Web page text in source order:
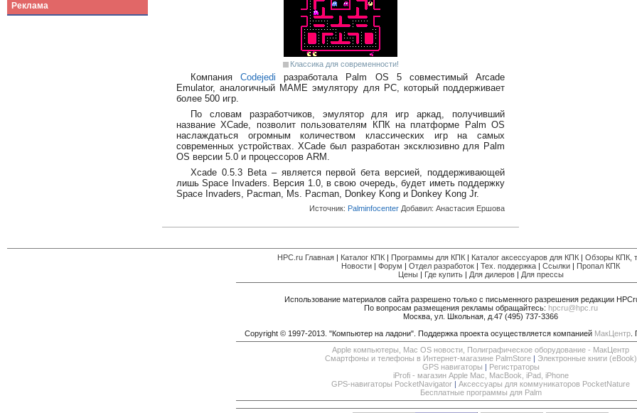
Реклама
Классика для современности!
КомпанияCodejedi разработала Palm OS 5 совместимый Arcade
Emulator, аналогичный МАМЕ эмулятору для РС, который поддерживает
более 500 игр.
По словам разработчиков, эмулятор для игр аркад, получивший
название XCade, позволит пользователям КПК на платформе Palm OS
наслаждаться огромным количеством классических игр на самых
современных устройствах. XCade был разработан эксклюзивно для Palm
OS версии 5.0 и процессоров ARM.
Xcade 0.5.3 Beta – является первой бета версией, поддерживающей
лишь Space Invaders. Версия 1.0, в свою очередь, будет иметь поддержку
Space Invaders, Pacman, Ms. Pacman, Donkey Kong и Donkey Kong Jr.
Источник: Palminfocenter Добавил: Анастасия Ершова
HPC.ru Главная Каталог КПК Программы для КПК Каталог аксессуаров для КПК
Обзоры КПК,
Новости
Форум Отдел разработок Тех. поддержка Ссылки
Пропал КПК
Цены| Где купить| Для дилеров| Для прессы
Использование материалов сайта разрешено только с письменного разрешения редакции
По вопросам размещения рекламы обращайтесь: hpcru@hpc.ru
Москва, ул. Школьная, д.47 (495) 737-3366
Copyright © 1997-2013. "Компьютер на ладони". Поддержка проекта осуществляется компанией МакЦентр.
Apple компьютеры, Mac OS новости, Полиграфическое оборудование - МакЦентр
Смартфоны и телефоны в Интернет-магазине PalmStore|
Электронные книги (eBook)
GPS навигаторы
Регистраторы
iProfi - магазин Apple Mac, MacBook, iPad, iPhone
GPS-навигаторы PocketNavigator
Аксессуары для коммуникаторов PocketNature
Бесплатные программы для Palm